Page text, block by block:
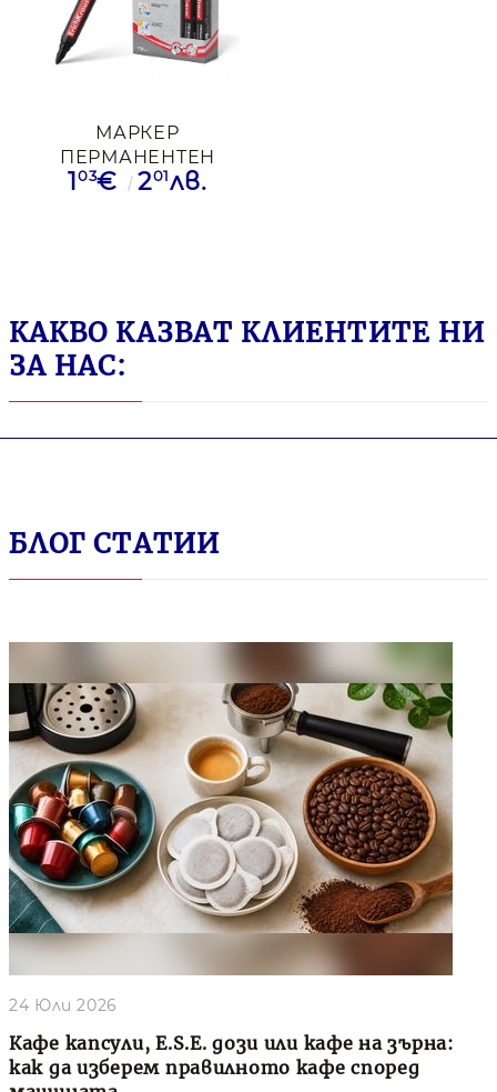
МАРКЕР
ПЕРМАНЕНТЕН
ERICH KRAUSE P-
103€ 201лв.
КАКВО КАЗВАТ КЛИЕНТИТЕ НИ
ЗА НАС:
БЛОГ СТАТИИ
Кафе капсули, E.S.E. дози или кафе на зърна:
как да изберем правилното кафе според
24 Юли 2026